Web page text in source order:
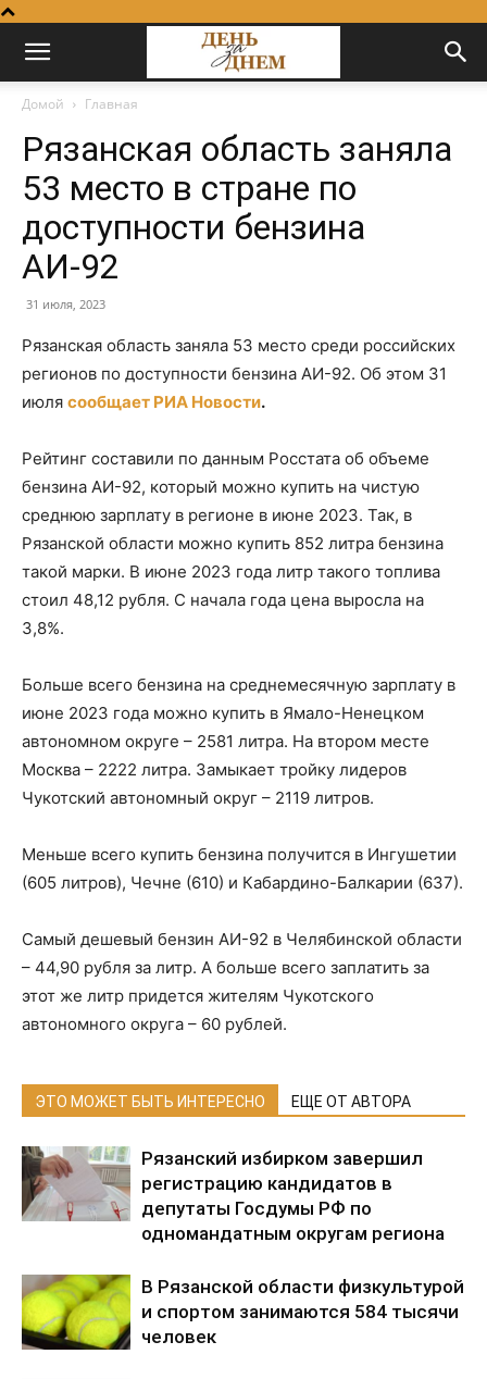
Домой Главная
Рязанская область заняла
53 место в стране по
доступности бензина
АИ-92
31 июля, 2023
Рязанская область заняла 53 место среди российских
регионов по доступности бензина АИ-92. Об этом 31
июля сообщает РИА Новости.
Рейтинг составили по данным Росстата об объеме
бензина АИ-92, который можно купить на чистую
среднюю зарплату в регионе в июне 2023. Так, в
Рязанской области можно купить 852 литра бензина
такой марки. В июне 2023 года литр такого топлива
стоил 48,12 рубля. С начала года цена выросла на
3,8%.
Больше всего бензина на среднемесячную зарплату в
июне 2023 года можно купить в Ямало-Ненецком
автономном округе – 2581 литра. На втором месте
Москва – 2222 литра. Замыкает тройку лидеров
Чукотский автономный округ – 2119 литров.
Меньше всего купить бензина получится в Ингушетии
(605 литров), Чечне (610) и Кабардино-Балкарии (637).
Самый дешевый бензин АИ-92 в Челябинской области
– 44,90 рубля за литр. А больше всего заплатить за
этот же литр придется жителям Чукотского
автономного округа – 60 рублей.
ЭТО МОЖЕТ БЫТЬ ИНТЕРЕСНО ЕЩЕ ОТ АВТОРА
Рязанский избирком завершил
регистрацию кандидатов в
депутаты Госдумы РФ по
одномандатным округам региона
В Рязанской области физкультурой
и спортом занимаются 584 тысячи
человек